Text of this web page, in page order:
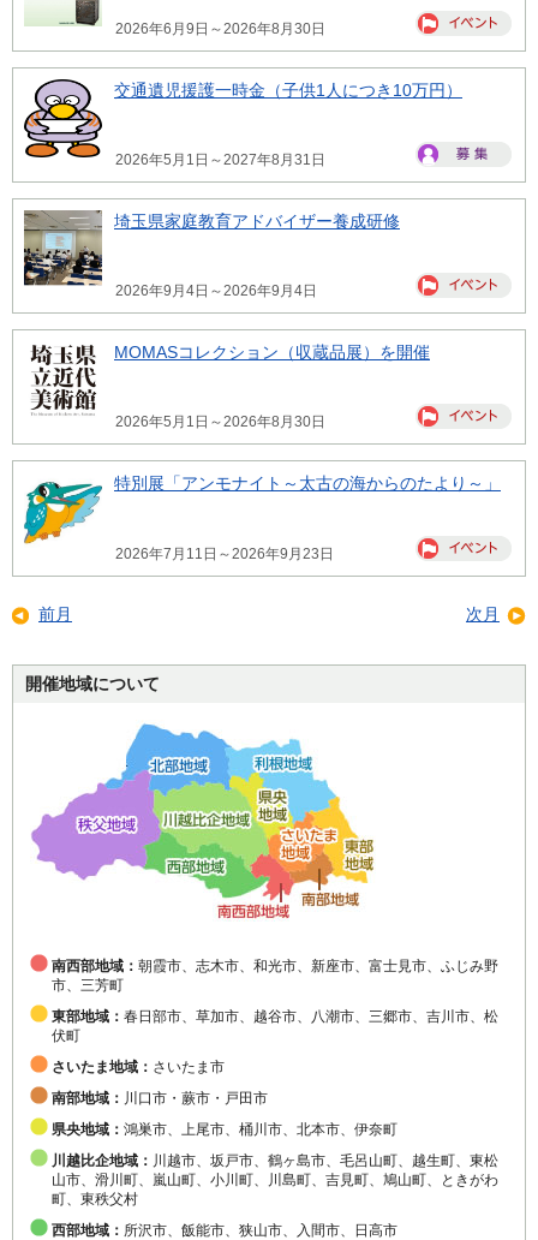
2026年6月9日～2026年8月30日
交通遺児援護一時金（子供1人につき10万円）
2026年5月1日～2027年8月31日
埼玉県家庭教育アドバイザー養成研修
2026年9月4日～2026年9月4日
MOMASコレクション（収蔵品展）を開催
2026年5月1日～2026年8月30日
特別展「アンモナイト～太古の海からのたより～」
2026年7月11日～2026年9月23日
前月 次月
開催地域について
南西部地域： 朝霞市、志木市、和光市、新座市、富士見市、ふじみ野
市、三芳町
東部地域： 春日部市、草加市、越谷市、八潮市、三郷市、吉川市、松
伏町
さいたま地域： さいたま市
南部地域： 川口市・蕨市・戸田市
県央地域： 鴻巣市、上尾市、桶川市、北本市、伊奈町
川越比企地域： 川越市、坂戸市、鶴ヶ島市、毛呂山町、越生町、東松
山市、滑川町、嵐山町、小川町、川島町、吉見町、鳩山町、ときがわ
町、東秩父村
西部地域： 所沢市、飯能市、狭山市、入間市、日高市